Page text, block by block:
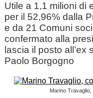
Utile a 1,1 milioni di
per il 52,96% dalla
e da 21 Comuni
confermato alla
lascia il posto
Paolo Borgogno
Marino